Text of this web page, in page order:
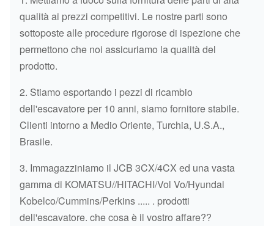
EX200-5 AIR
HITACHI EX200-1
METROPOLITANA
EX200-1 AIR
HITACHI ZAX200-3
DELL'ACQUA
3
8
HITACHI ZAX200
DELL'ACQUA
qualità ai prezzi competitivi. Le nostre parti sono
sottoposte alle procedure rigorose di ispezione che
permettono che noi assicuriamo la qualità del
prodotto.
2. Stiamo esportando i pezzi di ricambio
dell'escavatore per 10 anni, siamo fornitore stabile.
Clienti intorno a Medio Oriente, Turchia, U.S.A.,
Brasile.
3. Immagazziniamo il JCB 3CX/4CX ed una vasta
gamma di KOMATSU//HITACHI/Vol Vo/Hyundai
Kobelco/Cummins/Perkins ..... . prodotti
dell'escavatore. che cosa è il vostro affare??